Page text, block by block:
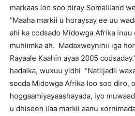
markaas loo soo diray Somaliland
“Maaha markii u horaysay ee uu
ahi ka codsado Midowga Afrika inuu
muhiimka ah. Madaxweynihii iga
Rayaale Kaahin ayaa 2005
hadalka, wuxuu yidhi “Natiijadii
socda Midowga Afrika loo soo diro,
hoggaamiyayaashayada, iyo
u dhiseen ilaa markii aanu